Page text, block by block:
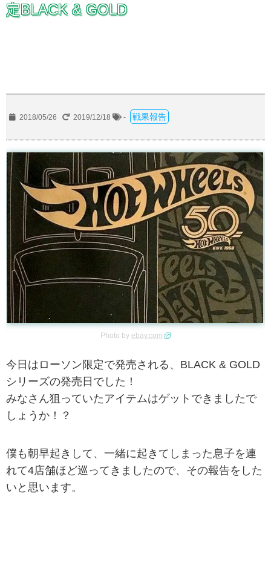
定BLACK & GOLD
2018/05/26 2019/12/18 - 戦果報告
Photo by ebay.com
今日はローソン限定で発売される、BLACK & GOLD
シリーズの発売日でした！
みなさん狙っていたアイテムはゲットできましたで
しょうか！？
僕も朝早起きして、一緒に起きてしまった息子を連
れて4店舗ほど巡ってきましたので、その報告をした
いと思います。